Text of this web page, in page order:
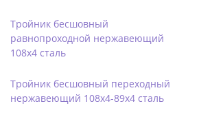
Тройник бесшовный
равнопроходной нержавеющий
108х4 сталь
Тройник бесшовный переходный
нержавеющий 108х4-89х4 сталь